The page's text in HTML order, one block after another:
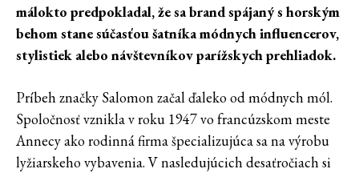
málokto predpokladal, že sa brand spájaný s horským
behom stane súčasťou šatníka módnych influencerov,
stylistiek alebo návštevníkov parížskych prehliadok.
Príbeh značky Salomon začal ďaleko od módnych mól.
Spoločnosť vznikla v roku 1947 vo francúzskom meste
Annecy ako rodinná firma špecializujúca sa na výrobu
lyžiarskeho vybavenia. V nasledujúcich desaťročiach si